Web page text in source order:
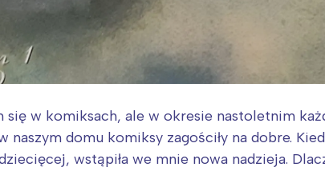
się w komiksach, ale w okresie nastoletnim
naszym domu komiksy zagościły na dobre.
wstąpiła we mnie nowa nadzieja.